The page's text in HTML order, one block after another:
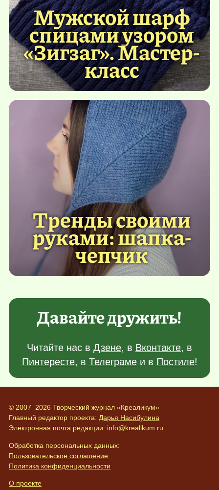
Мужской шарф
спицами узором
«Зигзаг». Мастер-
класс
Тренды своими
руками: шапка-
чепчик
Давайте дружить!
Читайте нас в Дзене, в Вконтакте, в
Пинтересте, в Телеграмеи в Постиле!
© 2007–2026 Творческий журнал «Креаликум»
Главный редактор проекта: Дарья Насибулина
Электронная почта редакции: info@krealikum.ru
Обработка персональных данных:
Пользовательское соглашение
Политика конфиденциальности
О проекте